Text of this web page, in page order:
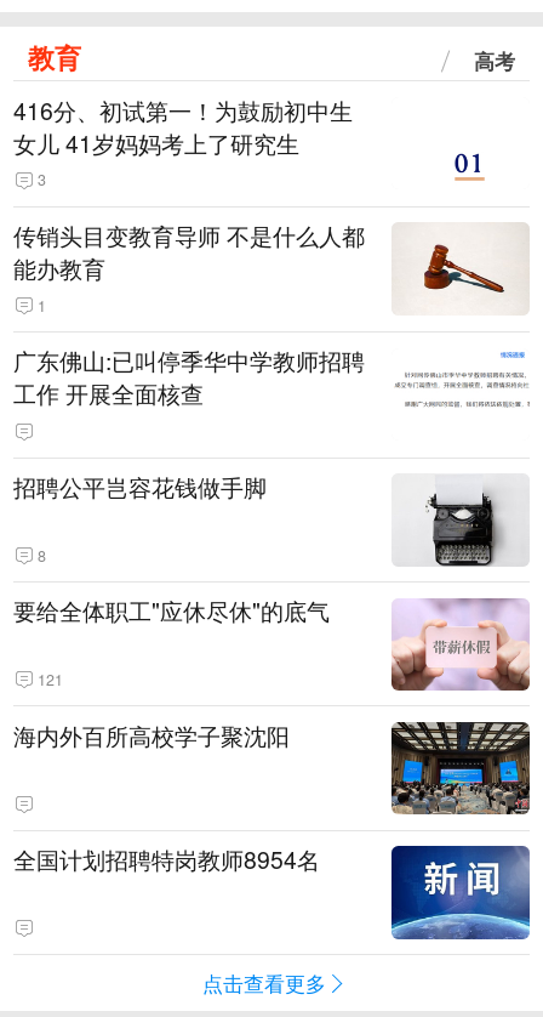
教育 高考
416分、初试第一！为鼓励初中生
女儿 41岁妈妈考上了研究生
3
传销头目变教育导师 不是什么人都
能办教育
1
广东佛山:已叫停季华中学教师招聘
工作 开展全面核查
招聘公平岂容花钱做手脚
8
要给全体职工"应休尽休"的底气
121
海内外百所高校学子聚沈阳
全国计划招聘特岗教师8954名
点击查看更多